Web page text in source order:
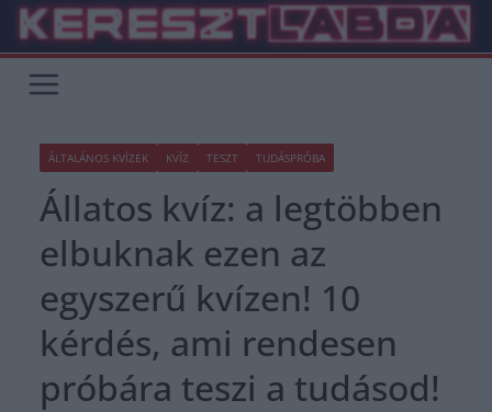
Skip
content
ÁLTALÁNOS KVÍZEK KVÍZ TESZT TUDÁSPRÓBA
Állatos kvíz: a legtöbben
elbuknak ezen az
egyszerű kvízen! 10
kérdés, ami rendesen
próbára teszi a tudásod!